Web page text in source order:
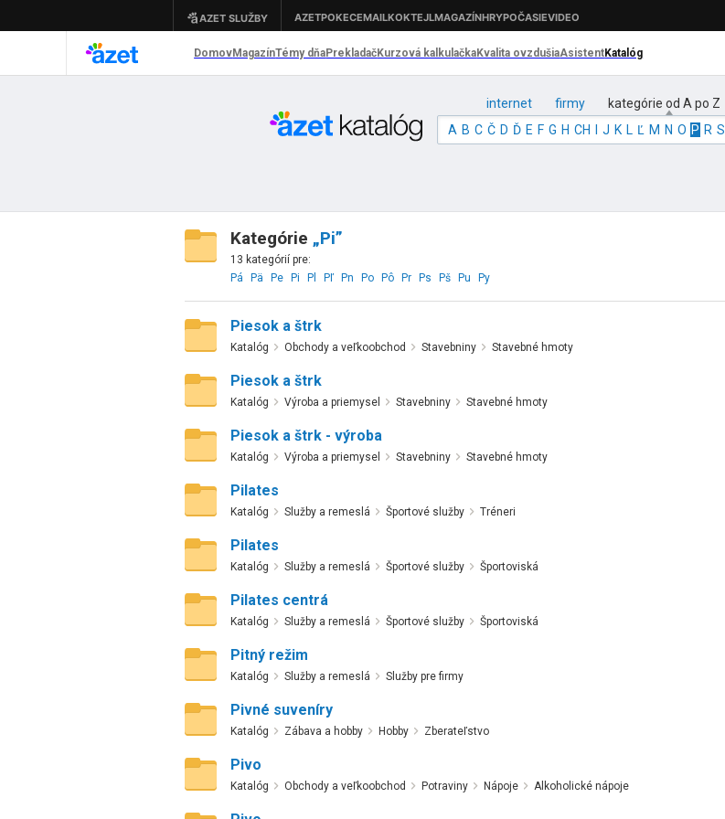
internet firmy
kategórie od A po Z
A B C Č D Ď E F G H CH J K L Ľ M N O P R S
Kategórie „Pi”
13 kategórií pre:
Pá
Pä Pe Pi Pl Pľ Pn Po Pô Pr Ps Pš Pu Py
Piesok a štrk
Katalóg Obchody a veľkoobchod Stavebniny Stavebné hmoty
Piesok a štrk
Katalóg Výroba a priemysel Stavebniny Stavebné hmoty
Piesok a štrk - výroba
Katalóg Výroba a priemysel Stavebniny Stavebné hmoty
Pilates
Katalóg Služby a remeslá Športové služby Tréneri
Pilates
Katalóg Služby a remeslá Športové služby Športoviská
Pilates centrá
Katalóg Služby a remeslá Športové služby Športoviská
Pitný režim
Katalóg Služby a remeslá Služby pre firmy
Pivné suveníry
Katalóg Zábava a hobby Hobby Zberateľstvo
Pivo
Katalóg Obchody a veľkoobchod Potraviny Nápoje Alkoholické nápoje